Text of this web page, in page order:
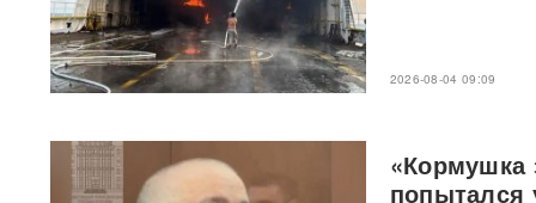
слова депутата Госдумы
вызвали громкий скандал
Зеленский согласовал новые
С-400 за день сбили 10
МиГ-29 ВСУ: в ВКС РФ
2026-08-04 09:09
«Кормушка